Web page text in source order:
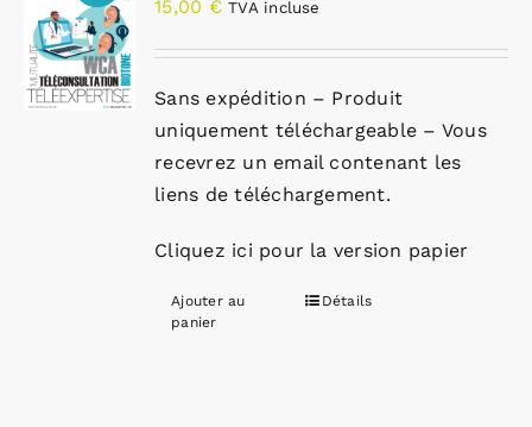
15,00 € TVA incluse
Sans expédition – Produit
uniquement téléchargeable – Vous
recevrez un email contenant les
liens de téléchargement.
Cliquez ici pour la version papier
Ajouter au
panier
Détails